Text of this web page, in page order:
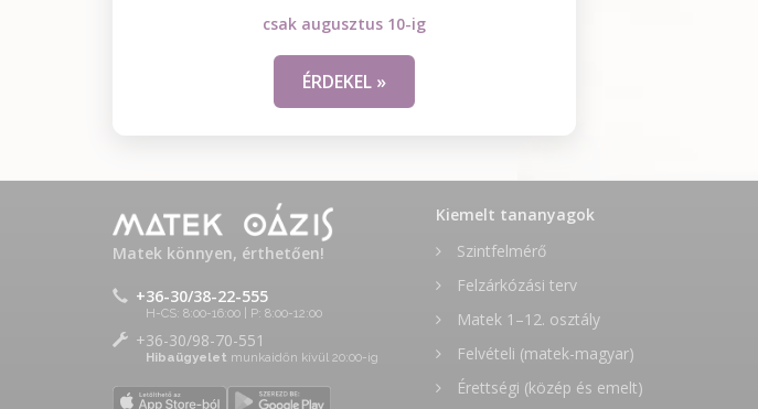
csak augusztus 10-ig
ÉRDEKEL »
Matek könnyen, érthetően!
+36-30/38-22-555
H-CS: 8:00-16:00 | P: 8:00-12:00
+36-30/98-70-551
Hibaügyelet munkaidőn kívül 20:00-ig
Kiemelt tananyagok
Szintfelmérő
Felzárkózási terv
Matek 1–12. osztály
Felvételi (matek-magyar)
Érettségi (közép és emelt)